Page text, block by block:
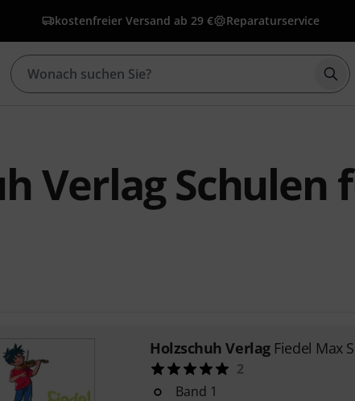
kostenfreier Versand ab 29 € Reparaturservice
Verlag Schulen
Holzschuh Verlag Fiedel Max
2
Band 1